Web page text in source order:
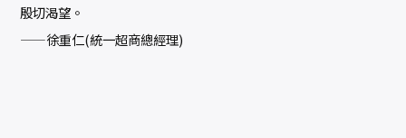
殷切渴望。
——徐重仁(統一超商總經理)